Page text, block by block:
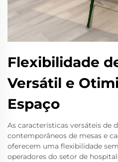
Flexibilidade
Versátil e
Espaço
As características versáteis de
contemporâneos de mesas e
oferecem uma flexibilidade
operadores do setor de